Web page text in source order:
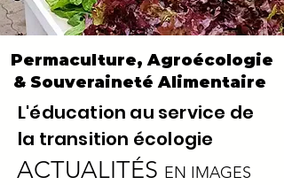
Permaculture, Agroécologie
& Souveraineté Alimentaire
L'éducation au service de
la transition écologie
ACTUALITÉS EN IMAGES